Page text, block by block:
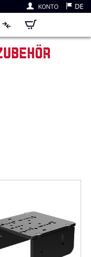
KONTO DE
Mein Warenkorb